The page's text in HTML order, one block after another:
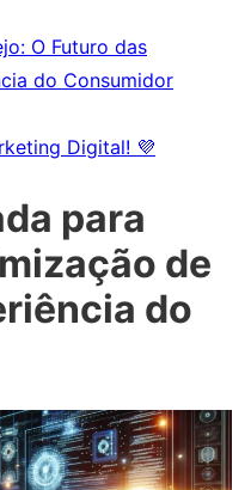
O Futuro das
do Consumidor
Digital! 💜
para
de
do